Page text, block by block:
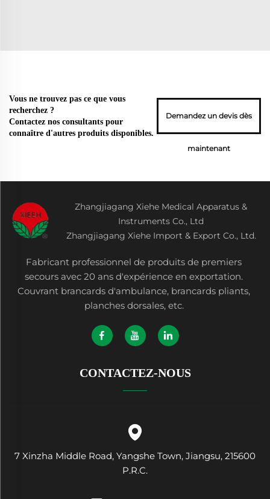
Vous ne trouvez pas ce que vous
recherchez ?
Contactez nos consultants pour
connaître d'autres produits disponibles.
Demandez un devis dès
maintenant
Zhangjiagang Xiehe Medical Apparatus &
Instruments Co., Ltd
Zhangjiagang Xiehe Import & Export Co., Ltd.
Fabricant professionnel de produits de premiers
secours avec 20 ans d'expérience en exportation.
Couvrant brancards d'ambulance, brancards pliants,
planches dorsales, etc.
CONTACTEZ-NOUS
7 Xinzha Middle Road, Yangshe Town, Jiangsu, 215600
P.R.C.